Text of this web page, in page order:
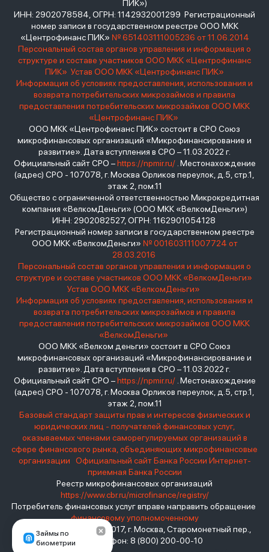
Займы по
биометрии
ПИК»)
ИНН: 2902078584, ОГРН: 1142932001299 Регистрационный
номер записи в государственном реестре ООО МКК
«Центрофинанс ПИК» № 651403111005236 от 11.06.2014
Персональный состав органов управления и информация о
структуре и составе участников ООО МКК «Центрофинанс
ПИК» Устав ООО МКК «Центрофинанс ПИК»
Информация об условиях предоставления, использования и
возврата потребительских микрозаймов и правила
предоставления потребительских микрозаймов ООО МКК
«Центрофинанс ПИК»
ООО МКК «Центрофинанс ПИК» состоит в СРО Союз
микрофинансовых организаций «Микрофинансирование и
развитие». Дата вступления в СРО – 11.03.2022 г.
Официальный сайт СРО –https://npmir.ru/. Местонахождение
(адрес) СРО - 107078, г. Москва Орликов переулок, д.5, стр.1,
этаж 2, пом.11
Общество с ограниченной ответственностью Микрокредитная
компания «ВелкомДеньги» (ООО МКК «ВелкомДеньги»)
ИНН: 2902082527, ОГРН: 1162901054128
Регистрационный номер записи в государственном реестре
ООО МКК «ВелкомДеньги» № 001603111007724 от
28.03.2016
Персональный состав органов управления и информация о
структуре и составе участников ООО МКК «ВелкомДеньги»
Устав ООО МКК «ВелкомДеньги»
Информация об условиях предоставления, использования и
возврата потребительских микрозаймов и правила
предоставления потребительских микрозаймов ООО МКК
«ВелкомДеньги»
ООО МКК «Велком деньги» состоит в СРО Союз
микрофинансовых организаций «Микрофинансирование и
развитие». Дата вступления в СРО – 11.03.2022 г.
Официальный сайт СРО –https://npmir.ru/. Местонахождение
(адрес) СРО - 107078, г. Москва Орликов переулок, д.5, стр.1,
этаж 2, пом.11
Базовый стандарт защиты прав и интересов физических и
юридических лиц - получателей финансовых услуг,
оказываемых членами саморегулируемых организаций в
сфере финансового рынка, объединяющих микрофинансовые
организации
Официальный сайт Банка России Интернет-
приемная Банка России
Реестр микрофинансовых организаций
https://www.cbr.ru/microfinance/registry/
Потребитель финансовых услуг вправе направить обращение
финансовому уполномоченному
Место нахождения: 119017, г. Москва, Старомонетный пер.,
дом 3 Телефон: 8 (800) 200-00-10